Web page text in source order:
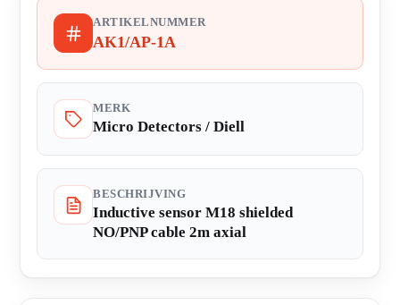
ARTIKELNUMMER
AK1/AP-1A
MERK
Micro Detectors / Diell
BESCHRIJVING
Inductive sensor M18 shielded
NO/PNP cable 2m axial